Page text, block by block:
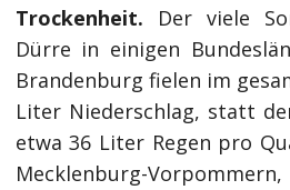
Trockenheit. Der viele
Dürre in einigen
Brandenburg fielen im
Liter Niederschlag, statt
etwa 36 Liter Regen pro
Mecklenburg-